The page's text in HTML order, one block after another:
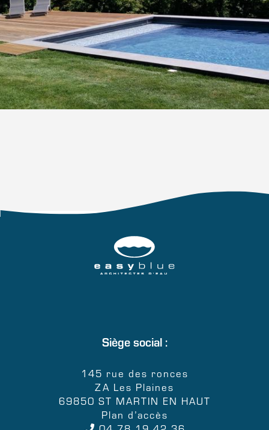
Siège social :
145 rue des ronces
ZA Les Plaines
69850 ST MARTIN EN HAUT
Plan d’accès